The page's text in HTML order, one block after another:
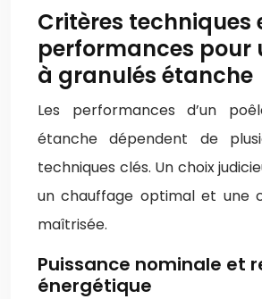
Critères techniques
performances pour
à granulés étanche
Les performances d’un
étanche dépendent de
techniques clés. Un choix
un chauffage optimal et une
maîtrisée.
Puissance nominale et
énergétique